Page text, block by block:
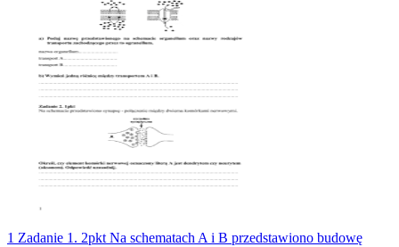
1 Zadanie 1. 2pkt Na schematach A i B przedstawiono budowę